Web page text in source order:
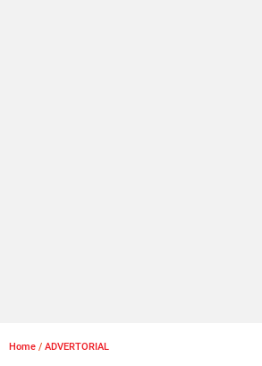
Home / ADVERTORIAL